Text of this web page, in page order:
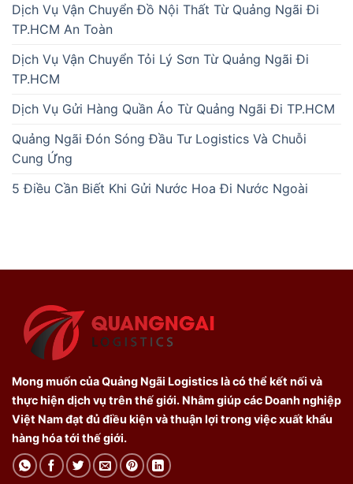
Dịch Vụ Vận Chuyển Đồ Nội Thất Từ Quảng Ngãi Đi
TP.HCM An Toàn
Dịch Vụ Vận Chuyển Tỏi Lý Sơn Từ Quảng Ngãi Đi
TP.HCM
Dịch Vụ Gửi Hàng Quần Áo Từ Quảng Ngãi Đi TP.HCM
Quảng Ngãi Đón Sóng Đầu Tư Logistics Và Chuỗi
Cung Ứng
5 Điều Cần Biết Khi Gửi Nước Hoa Đi Nước Ngoài
Mong muốn của Quảng Ngãi Logistics là có thể kết nối và
thực hiện dịch vụ trên thế giới. Nhằm giúp các Doanh nghiệp
Việt Nam đạt đủ điều kiện và thuận lợi trong việc xuất khẩu
hàng hóa tới thế giới.